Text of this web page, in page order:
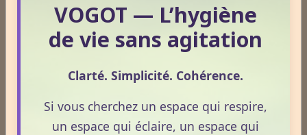
Dossiers
Le Frêne commun
Le Sens des Maux
VOGOT — L’hygiène
de vie sans agitation
Clarté. Simplicité. Cohérence.
Si vous cherchez un espace qui respire,
un espace qui éclaire, un espace qui